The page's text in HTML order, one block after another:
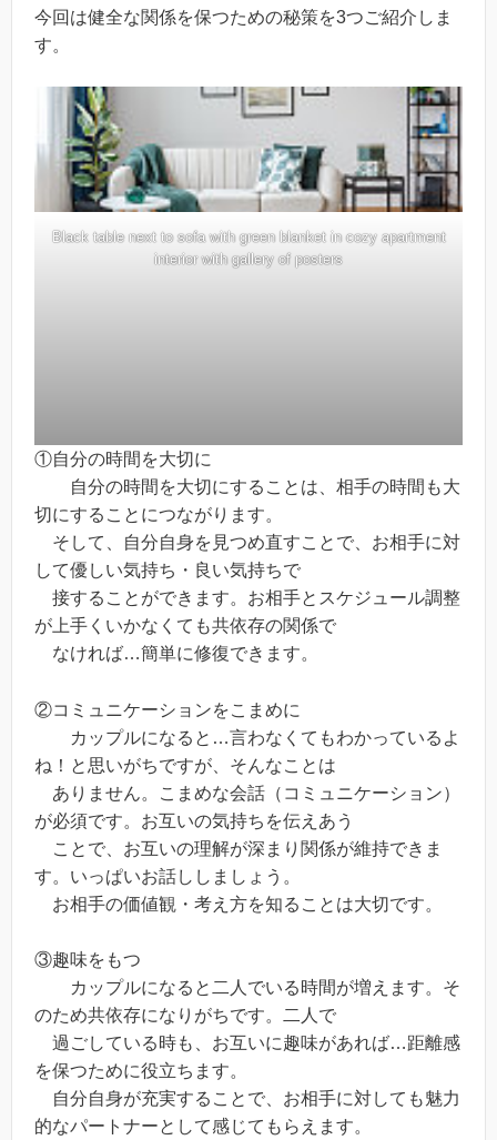
今回は健全な関係を保つための秘策を3つご紹介しま
す。
Black table next to sofa with green blanket in cozy apartment
interior with gallery of posters
①自分の時間を大切に
自分の時間を大切にすることは、相手の時間も大
切にすることにつながります。
そして、自分自身を見つめ直すことで、お相手に対
して優しい気持ち・良い気持ちで
接することができます。お相手とスケジュール調整
が上手くいかなくても共依存の関係で
なければ…簡単に修復できます。
②コミュニケーションをこまめに
カップルになると…言わなくてもわかっているよ
ね！と思いがちですが、そんなことは
ありません。こまめな会話（コミュニケーション）
が必須です。お互いの気持ちを伝えあう
ことで、お互いの理解が深まり関係が維持できま
す。いっぱいお話ししましょう。
お相手の価値観・考え方を知ることは大切です。
③趣味をもつ
カップルになると二人でいる時間が増えます。そ
のため共依存になりがちです。二人で
過ごしている時も、お互いに趣味があれば…距離感
を保つために役立ちます。
自分自身が充実することで、お相手に対しても魅力
的なパートナーとして感じてもらえます。